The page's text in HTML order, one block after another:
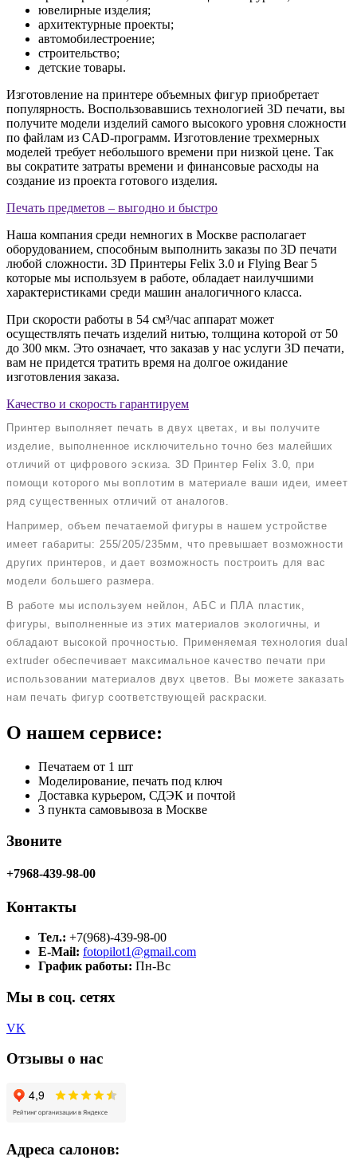
ювелирные изделия;
архитектурные проекты;
автомобилестроение;
строительство;
детские товары.
Изготовление на принтере объемных фигур приобретает
популярность. Воспользовавшись технологией 3D печати, вы
получите модели изделий самого высокого уровня сложности
по файлам из CAD-программ. Изготовление трехмерных
моделей требует небольшого времени при низкой цене. Так
вы сократите затраты времени и финансовые расходы на
создание из проекта готового изделия.
Печать предметов – выгодно и быстро
Наша компания среди немногих в Москве располагает
оборудованием, способным выполнить заказы по 3D печати
любой сложности. 3D Принтеры Felix 3.0 и Flying Bear 5
которые мы используем в работе, обладает наилучшими
характеристиками среди машин аналогичного класса.
При скорости работы в 54 см³/час аппарат может
осуществлять печать изделий нитью, толщина которой от 50
до 300 мкм. Это означает, что заказав у нас услуги 3D печати,
вам не придется тратить время на долгое ожидание
изготовления заказа.
Качество и скорость гарантируем
Принтер выполняет печать в двух цветах, и вы получите
изделие, выполненное исключительно точно без малейших
отличий от цифрового эскиза. 3D Принтер Felix 3.0, при
помощи которого мы воплотим в материале ваши идеи, имеет
ряд существенных отличий от аналогов.
Например, объем печатаемой фигуры в нашем устройстве
имеет габариты: 255/205/235мм, что превышает возможности
других принтеров, и дает возможность построить для вас
модели большего размера.
В работе мы используем нейлон, АБС и ПЛА пластик,
фигуры, выполненные из этих материалов экологичны, и
обладают высокой прочностью. Применяемая технология dual
extruder обеспечивает максимальное качество печати при
использовании материалов двух цветов. Вы можете заказать
нам печать фигур соответствующей раскраски.
О нашем сервисе:
Печатаем от 1 шт
Моделирование, печать под ключ
Доставка курьером, СДЭК и почтой
3 пункта самовывоза в Москве
Звоните
+7968-439-98-00
Контакты
Тел.: +7(968)-439-98-00
E-Mail: fotopilot1@gmail.com
График работы: Пн-Вс
Мы в соц. сетях
VK
Отзывы о нас
Адреса салонов: